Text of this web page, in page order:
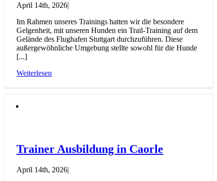
April 14th, 2026|
Im Rahmen unseres Trainings hatten wir die besondere
Gelgenheit, mit unseren Hunden ein Trail-Training auf dem
Gelände des Flughafen Stuttgart durchzuführen. Diese
außergewöhnliche Umgebung stellte sowohl für die Hunde
[...]
Weiterlesen
Trainer Ausbildung in Caorle
April 14th, 2026|